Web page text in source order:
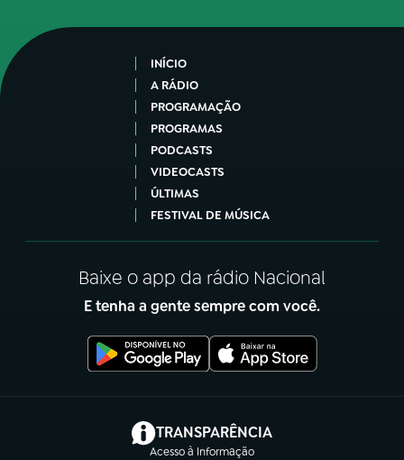
INÍCIO
A RÁDIO
PROGRAMAÇÃO
PROGRAMAS
PODCASTS
VIDEOCASTS
ÚLTIMAS
FESTIVAL DE MÚSICA
Baixe o app da rádio Nacional
E tenha a gente sempre com você.
TRANSPARÊNCIA
Acesso à Informação
(abre em nova aba)